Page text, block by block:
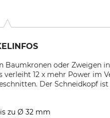
Baumkronen oder Zweigen
12 x mehr Power im
Der Schneidkopf ist
zu Ø 32 mm